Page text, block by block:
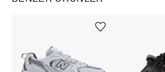
Ürünü istek listesine ekle veya listeden çıkar